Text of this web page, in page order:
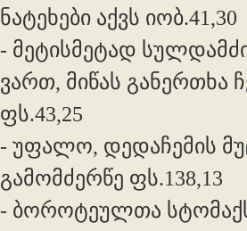
ნატეხები აქვს იობ.41,30
- მეტისმეტად
ვართ, მიწას განერთხა
ფს.43,25
- უფალო, დედაჩემის
გამომძერწე ფს.138,13
- ბოროტეულთა სტომაქს